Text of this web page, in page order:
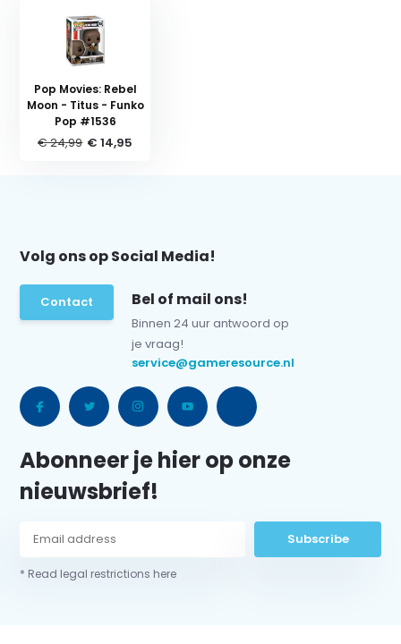
Pop Movies: Rebel
Moon - Titus - Funko
Pop #1536
€ 24,99 € 14,95
Volg ons op Social Media!
Contact Bel of mail ons!
Binnen 24 uur antwoord op
je vraag!
service@gameresource.nl
Abonneer je hier op onze
nieuwsbrief!
Subscribe
* Read legal restrictions here